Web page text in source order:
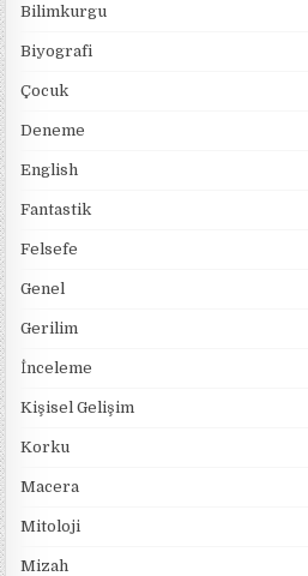
Bilimkurgu
Biyografi
Çocuk
Deneme
English
Fantastik
Felsefe
Genel
Gerilim
İnceleme
Kişisel Gelişim
Korku
Macera
Mitoloji
Mizah